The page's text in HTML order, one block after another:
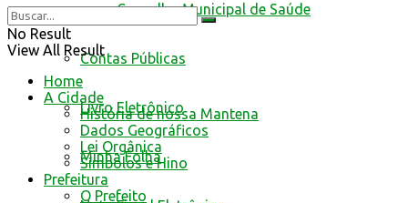
Conselho Municipal de Saúde
Contas Públicas
Livro Eletrônico
Minha Folha
No Result
View All Result
Home
A Cidade
História de nossa Mantena
Dados Geográficos
Lei Orgânica
Símbolos e Hino
Prefeitura
O Prefeito